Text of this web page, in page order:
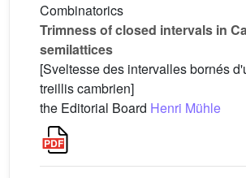
Combinatorics
Trimness of closed intervals in
semilattices
[Sveltesse des intervalles bornés
treillis cambrien]
the Editorial Board Henri Mühle